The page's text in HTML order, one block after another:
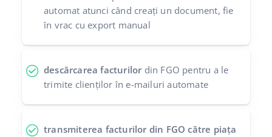
automat atunci când creați un document, fie
în vrac cu export manual
descărcarea facturilor din FGO pentru a le
trimite clienților în e-mailuri automate
transmiterea facturilor din FGO către piața